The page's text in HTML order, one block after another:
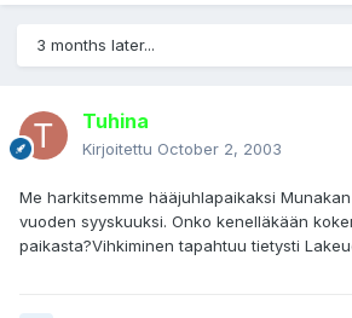
3 months later...
Tuhina
Kirjoitettu October 2, 2003
Me harkitsemme hääjuhlapaikaksi
vuoden syyskuuksi. Onko kenelläkään
paikasta?Vihkiminen tapahtuu tietysti